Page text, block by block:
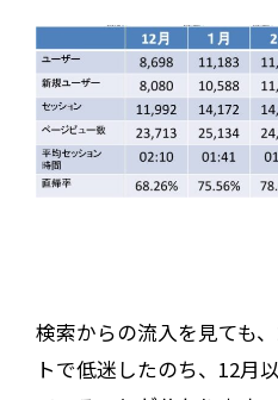
検索からの流入を見ても
トで低迷したのち、12月